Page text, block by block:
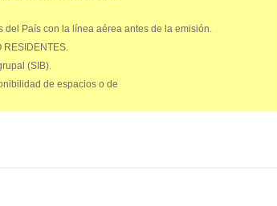
País con la línea aérea antes de la emisión.
(SIB)
de espacios o de